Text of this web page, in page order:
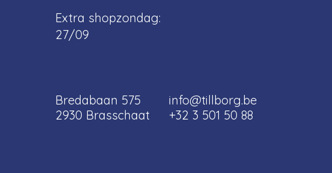
Extra shopzondag:
27/09
Bredabaan 575
2930 Brasschaat
info@tillborg.be
+32 3 501 50 88